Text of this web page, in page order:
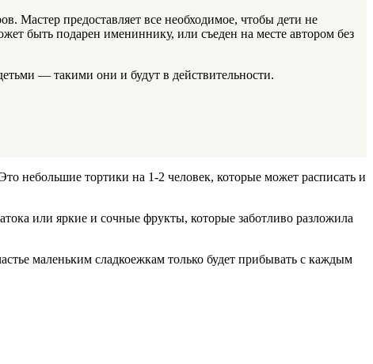
Мастер предоставляет все необходимое, чтобы дети не
быть подарен имениннику, или съеден на месте автором без
— такими они и будут в действительности.
небольшие тортики на 1-2 человек, которые может расписать и
или яркие и сочные фрукты, которые заботливо разложила
маленьким сладкоежкам только будет прибывать с каждым